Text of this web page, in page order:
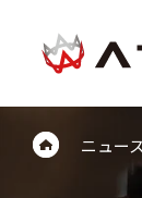
ニュース